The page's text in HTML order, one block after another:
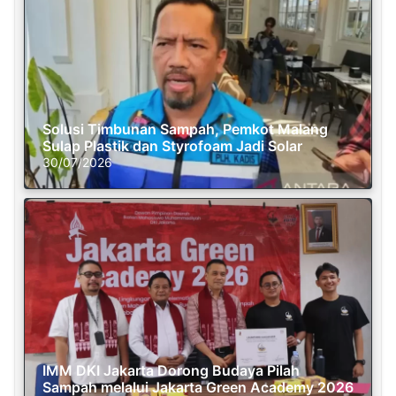
Solusi Timbunan Sampah, Pemkot Malang
Sulap Plastik dan Styrofoam Jadi Solar
30/07/2026
IMM DKI Jakarta Dorong Budaya Pilah
Sampah melalui Jakarta Green Academy 2026